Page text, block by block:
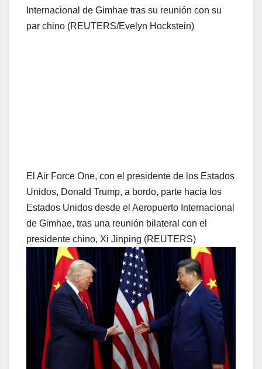
Internacional de Gimhae tras su reunión con su
par chino (REUTERS/Evelyn Hockstein)
El Air Force One, con el presidente de los Estados
Unidos, Donald Trump, a bordo, parte hacia los
Estados Unidos desde el Aeropuerto Internacional
de Gimhae, tras una reunión bilateral con el
presidente chino, Xi Jinping (REUTERS)